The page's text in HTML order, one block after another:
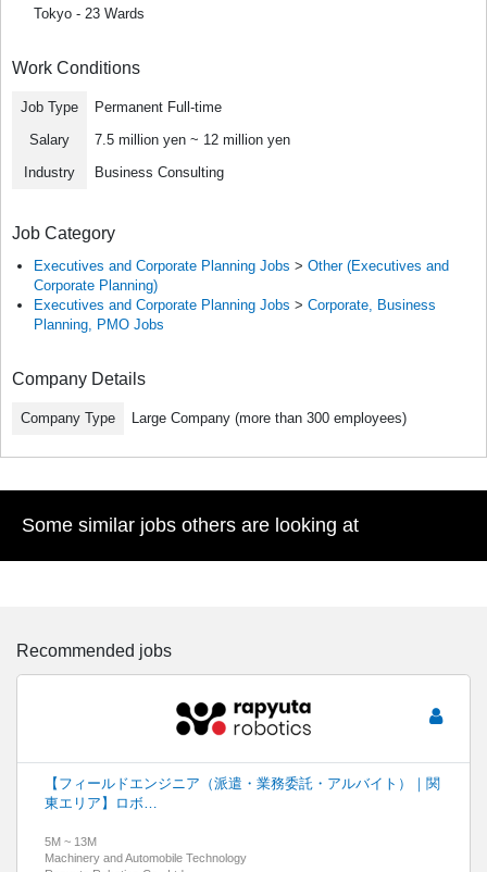
Tokyo - 23 Wards
Work Conditions
Job Type
Permanent Full-time
Salary
7.5 million yen ~ 12 million yen
Industry
Business Consulting
Job Category
Executives and Corporate Planning Jobs > Other (Executives and
Corporate Planning)
Executives and Corporate Planning Jobs > Corporate, Business
Planning, PMO Jobs
Company Details
Company Type Large Company (more than 300 employees)
Some similar jobs others are looking at
Recommended jobs
【フィールドエンジニア（派遣・業務委託・アルバイト）｜関
東エリア】ロボ…
5M ~ 13M
Machinery and Automobile Technology